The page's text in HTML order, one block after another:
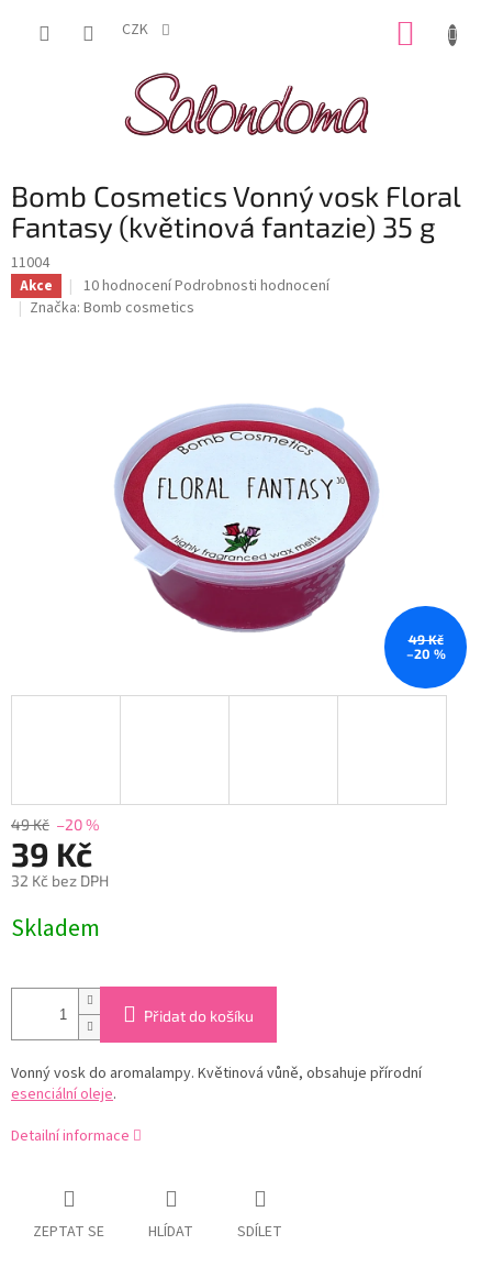
CZK
Bomb Cosmetics Vonný vosk Floral
Fantasy (květinová fantazie) 35 g
11004
Akce
Průměrné
hodnocení
hvězdiček.
10 hodnoceníPodrobnosti hodnocení
Značka: Bomb cosmetics
49 Kč
–20 %
49 Kč –20 %
39 Kč
32 Kč bez DPH
cena:
Skladem
Přidat do košíku
Vonný vosk do aromalampy. Květinová vůně, obsahuje přírodní
esenciální oleje.
Detailní informace
ZEPTAT SE HLÍDAT SDÍLET